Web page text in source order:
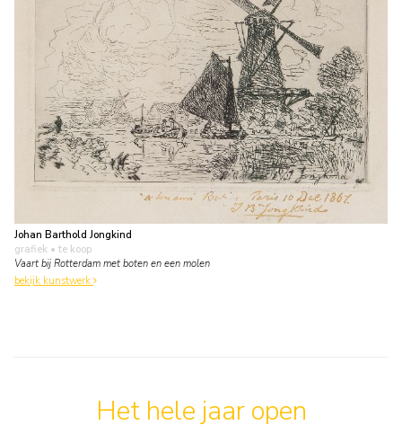
Johan Barthold Jongkind
grafiek • te koop
Vaart bij Rotterdam met boten en een molen
bekijk kunstwerk
Het hele jaar open